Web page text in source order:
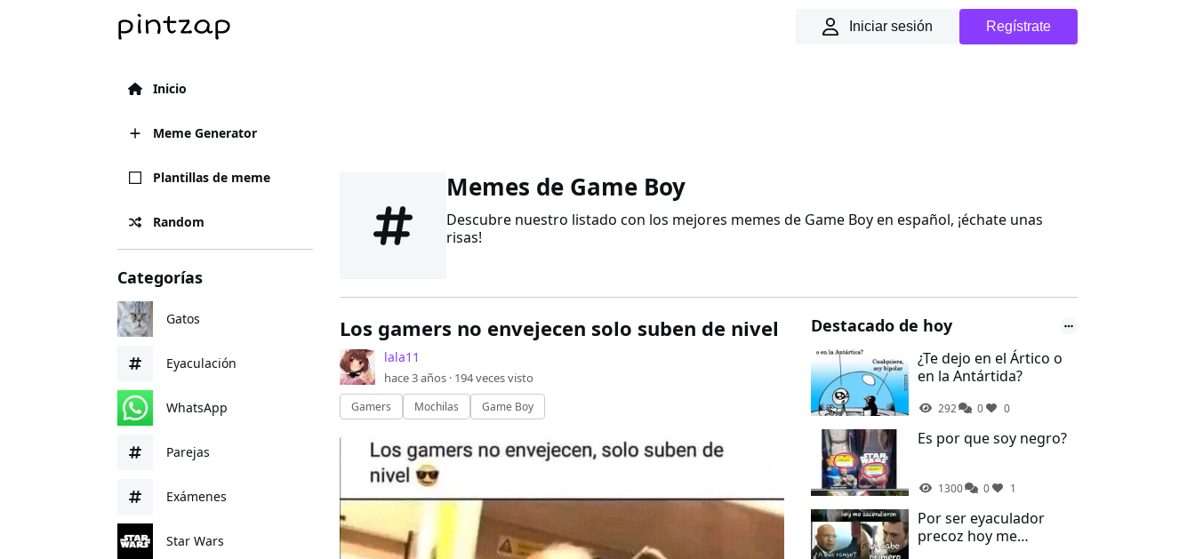
Iniciar sesión Regístrate
Inicio
Meme Generator
Plantillas de meme
Random
Categorías
Gatos
Eyaculación
WhatsApp
Parejas
Exámenes
Star Wars
Memes de Game Boy
Descubre nuestro listado con los mejores memes de Game Boy en español, ¡échate unas
risas!
Los gamers no envejecen solo suben de nivel
lala11
hace 3 años · 194veces visto
Gamers Mochilas Game Boy
Destacado de hoy
¿Te dejo en el Ártico o
en la Antártida?
292 0 0
Es por que soy negro?
1300 0 1
Por ser eyaculador
precoz hoy me